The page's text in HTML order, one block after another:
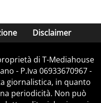
Disclaimer
di T-Mediahouse
- P.Iva 06933670967 -
giornalistica, in quanto
periodicità. Non può